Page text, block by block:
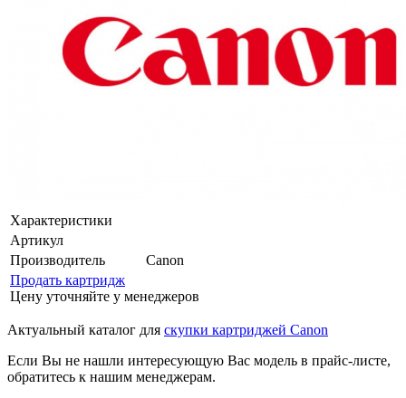
Характеристики
Артикул
Производитель
Canon
Продать картридж
Цену уточняйте у менеджеров
Актуальный каталог для скупки картриджей Canon
Если Вы не нашли интересующую Вас модель в прайс-листе,
обратитесь к нашим менеджерам.